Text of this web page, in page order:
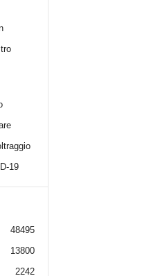
19
48495
13800
2242